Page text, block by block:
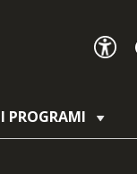
PROGRAMI